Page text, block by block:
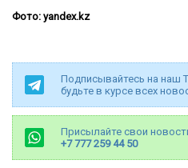
Фото: yandex.kz
Подписывайтесь на наш
будьте в курсе всех
Присылайте свои
+7 777 259 44 50